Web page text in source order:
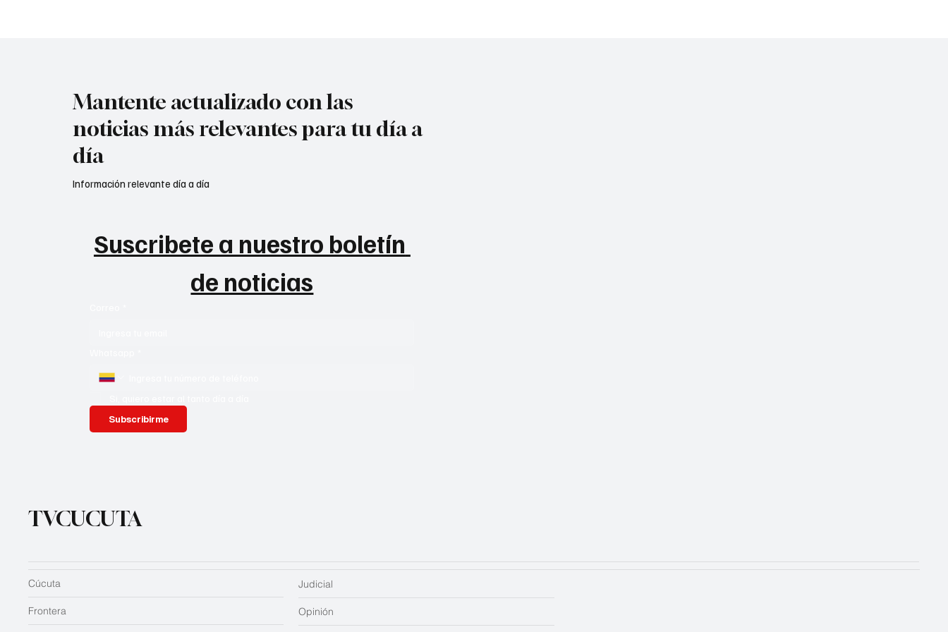
Mantente actualizado con las
noticias más relevantes para tu día a
día
Suscribete a nuestro boletín
de noticias
Subscribirme
Información relevante día a día
TVCUCUTA
Judicial
Opinión
Cúcuta
Frontera